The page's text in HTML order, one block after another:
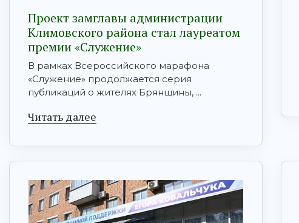
Проект замглавы администрации
Климовского района стал лауреатом
премии «Служение»
В рамках Всероссийского марафона
«Служение» продолжается серия
публикаций о жителях Брянщины, ...
Читать далее